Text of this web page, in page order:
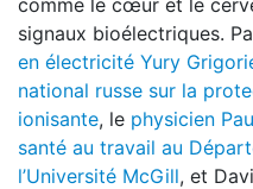
comme le cœur et le
signaux bioélectriques.
en électricité Yury
national russe sur la
ionisante, le physicien
santé au travail au
l’Université McGill, et